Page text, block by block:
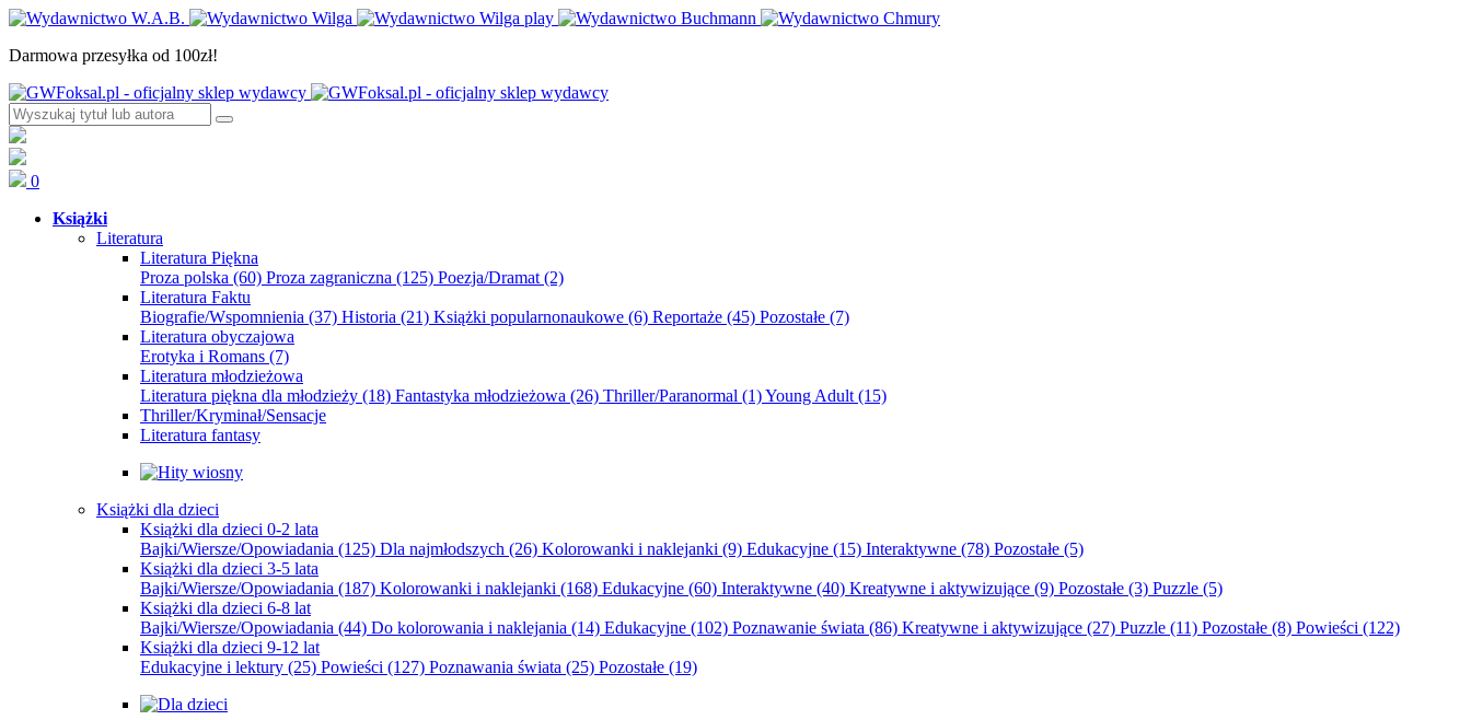
Darmowa przesyłka od 100zł!
0
Książki
Literatura
Literatura Piękna
Proza polska (60) Proza zagraniczna (125) Poezja/Dramat (2)
Literatura Faktu
Biografie/Wspomnienia (37) Historia (21) Książki popularnonaukowe (6) Reportaże (45) Pozostałe (7)
Literatura obyczajowa
Erotyka i Romans (7)
Literatura młodzieżowa
Literatura piękna dla młodzieży (18) Fantastyka młodzieżowa (26) Thriller/Paranormal (1)Young Adult (15)
Thriller/Kryminał/Sensacje
Literatura fantasy
Książki dla dzieci
Książki dla dzieci 0-2 lata
Bajki/Wiersze/Opowiadania (125) Dla najmłodszych (26) Kolorowanki i naklejanki (9) Edukacyjne (15) Interaktywne (78) Pozostałe (5)
Książki dla dzieci 3-5 lata
Bajki/Wiersze/Opowiadania (187) Kolorowanki i naklejanki (168) Edukacyjne (60) Interaktywne (40) Kreatywne i aktywizujące (9) Pozostałe (3) Puzzle (5)
Książki dla dzieci 6-8 lat
Bajki/Wiersze/Opowiadania (44) Do kolorowania i naklejania (14) Edukacyjne (102) Poznawanie świata (86) Kreatywne i aktywizujące (27) Puzzle (11) Pozostałe (8) Powieści (122)
Książki dla dzieci 9-12 lat
Edukacyjne i lektury (25) Powieści (127) Poznawania świata (25) Pozostałe (19)